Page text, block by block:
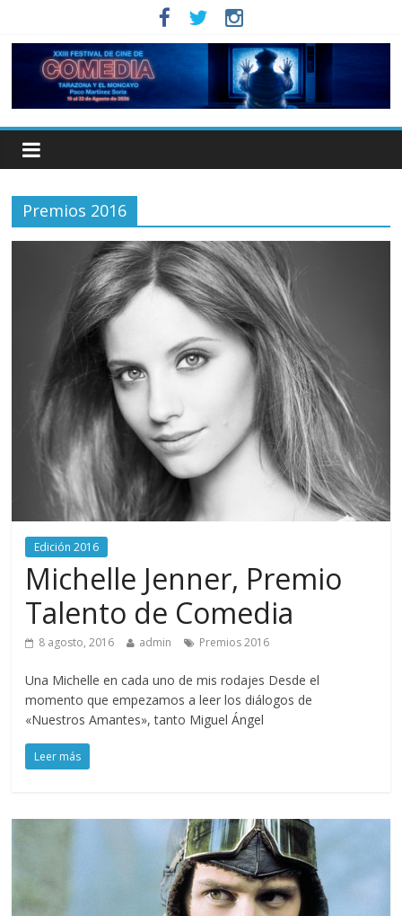
Premios 2016
Edición 2016
Michelle Jenner, Premio
Talento de Comedia
8 agosto, 2016 admin Premios 2016
Una Michelle en cada uno de mis rodajes Desde el
momento que empezamos a leer los diálogos de
«Nuestros Amantes», tanto Miguel Ángel
Leer más